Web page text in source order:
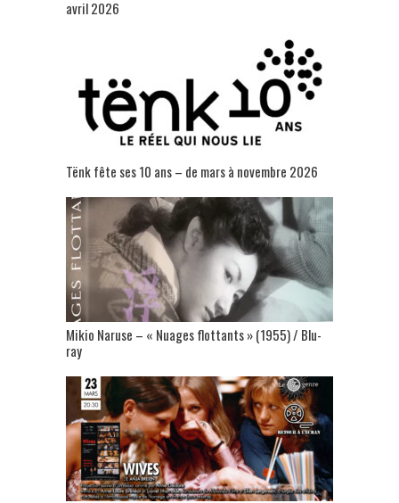
avril 2026
Tënk fête ses 10 ans – de mars à novembre 2026
Mikio Naruse – « Nuages flottants » (1955) / Blu-
ray